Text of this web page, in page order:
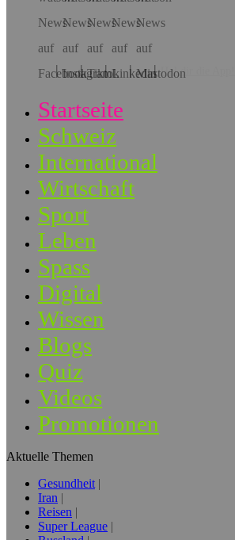
Hol dir die App!
Startseite
Schweiz
International
Wirtschaft
Sport
Leben
Spass
Digital
Wissen
Blogs
Quiz
Videos
Promotionen
Aktuelle Themen
Gesundheit
Iran
Reisen
Super League